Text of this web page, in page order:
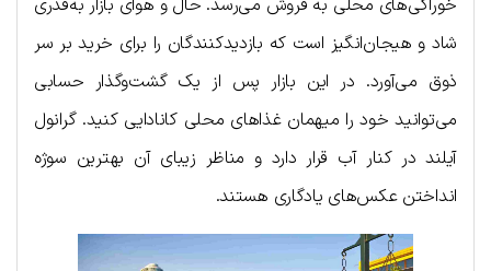
خوراکی‌های محلی به فروش می‌رسد. حال و هوای بازار به‌قدری
شاد و هیجان‌انگیز است که بازدیدکنندگان را برای خرید بر سر
ذوق می‌آورد. در این بازار پس از یک گشت‌وگذار حسابی
می‌توانید خود را میهمان غذاهای محلی کانادایی کنید. گرانول
آیلند در کنار آب قرار دارد و مناظر زیبای آن بهترین سوژه
انداختن عکس‌های یادگاری هستند.